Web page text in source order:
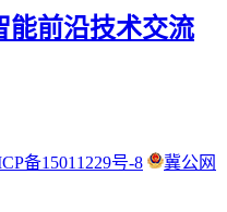
能前沿技术交流
备15011229号-8
冀公网